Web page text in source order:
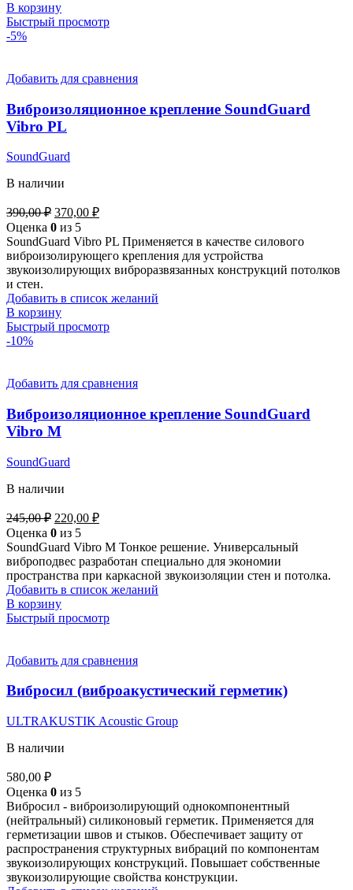
В корзину
Быстрый просмотр
-5%
Добавить для сравнения
Виброизоляционное крепление SoundGuard
Vibro PL
SoundGuard
В наличии
390,00₽ Первоначальная
цена
составляла
390,00 ₽.
370,00 ₽Текущая
370,00 ₽.
Оценка 0 из 5
SoundGuard Vibro PL Применяется в качестве силового
виброизолирующего крепления для устройства
звукоизолирующих виброразвязанных конструкций потолков
и стен.
Добавить в список желаний
В корзину
Быстрый просмотр
-10%
Добавить для сравнения
Виброизоляционное крепление SoundGuard
Vibro М
SoundGuard
В наличии
245,00₽ Первоначальная
цена
составляла
245,00 ₽.
220,00 ₽Текущая
220,00 ₽.
Оценка 0 из 5
SoundGuard Vibro М Тонкое решение. Универсальный
виброподвес разработан специально для экономии
пространства при каркасной звукоизоляции стен и потолка.
Добавить в список желаний
В корзину
Быстрый просмотр
Добавить для сравнения
Вибросил (виброакустический герметик)
ULTRAKUSTIK Acoustic Group
В наличии
580,00 ₽
Оценка 0 из 5
Вибросил - виброизолирующий однокомпонентный
(нейтральный) силиконовый герметик. Применяется для
герметизации швов и стыков. Обеспечивает защиту от
распространения структурных вибраций по компонентам
звукоизолирующих конструкций. Повышает собственные
звукоизолирующие свойства конструкции.